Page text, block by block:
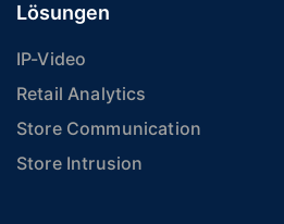
Lösungen
IP-Video
Retail Analytics
Store Communication
Store Intrusion